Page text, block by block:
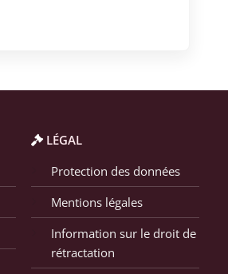
LÉGAL
Protection des données
Mentions légales
Information sur le droit de
rétractation